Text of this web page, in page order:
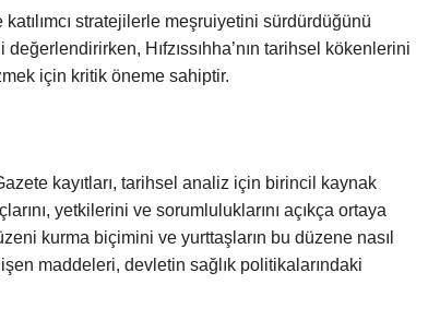
stratejilerle meşruiyetini sürdürdüğünü
Hıfzıssıhha’nın tarihsel kökenlerini
için kritik öneme sahiptir.
kayıtları, tarihsel analiz için birincil kaynak
yetkilerini ve sorumluluklarını açıkça ortaya
kurma biçimini ve yurttaşların bu düzene nasıl
maddeleri, devletin sağlık politikalarındaki